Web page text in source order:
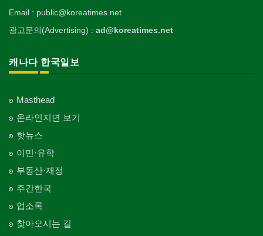
Email : public@koreatimes.net
광고문의(Advertising) : ad@koreatimes.net
캐나다 한국일보
Masthead
온라인지면 보기
핫뉴스
이민·유학
부동산·재정
주간한국
업소록
찾아오시는 길